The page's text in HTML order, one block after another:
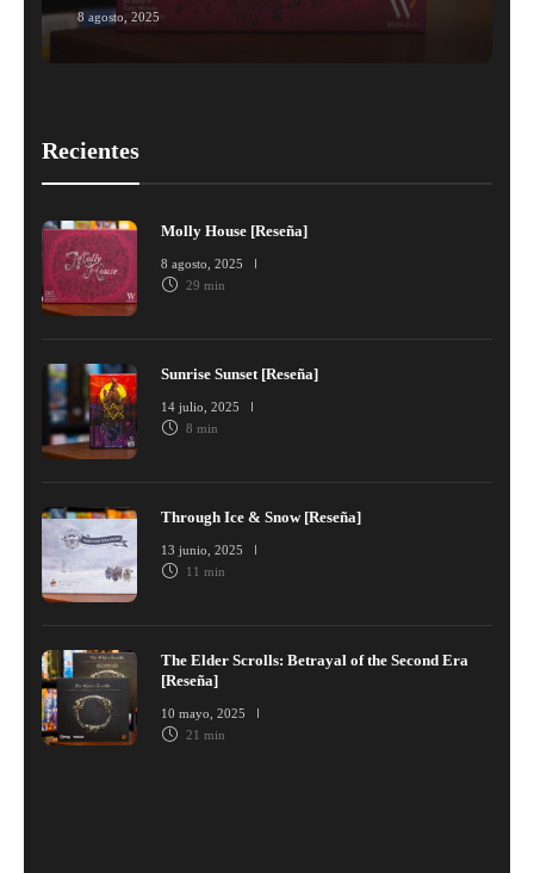
8 agosto, 2025
Recientes
Molly House [Reseña]
8 agosto, 2025
29 min
Sunrise Sunset [Reseña]
14 julio, 2025
8 min
Through Ice & Snow [Reseña]
13 junio, 2025
11 min
The Elder Scrolls: Betrayal of the Second Era
[Reseña]
10 mayo, 2025
21 min